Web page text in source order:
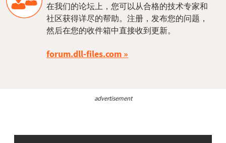
在我们的论坛上，您可以从合格的技术专家和
社区获得详尽的帮助。注册，发布您的问题，
然后在您的收件箱中直接收到更新。
forum.dll-files.com
advertisement